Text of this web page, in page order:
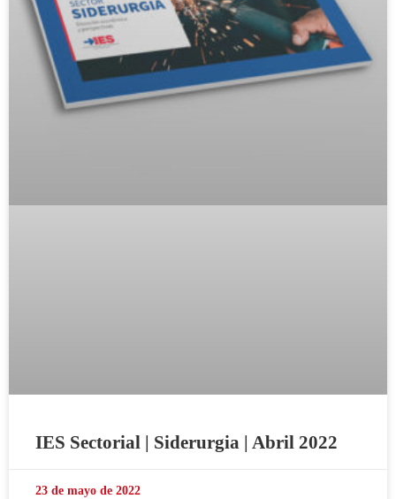
IES Sectorial | Siderurgia | Abril 2022
23 de mayo de 2022